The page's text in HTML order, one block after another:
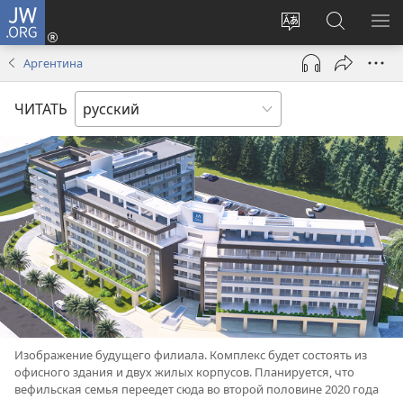
JW.ORG
Изменить
язык
сайта
Войти
(открывается
новом
окне)
Поиск
по
jw.org
Аргентина
ЧИТАТЬ
Изображение будущего филиала. Комплекс будет состоять из
офисного здания и двух жилых корпусов. Планируется, что
вефильская семья переедет сюда во второй половине 2020 года